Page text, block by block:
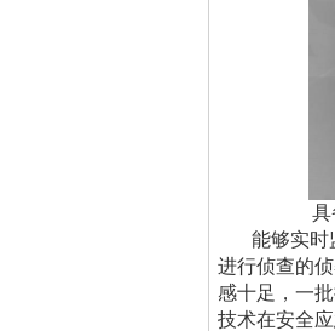
具
能够实时
进行侦查的
感十足，一
技术在安全